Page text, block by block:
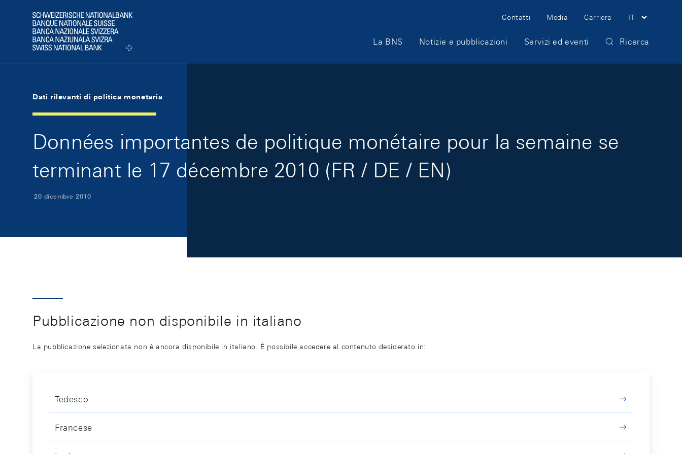
Logo
Meta Navigation
Contatti Media Carriera IT
Main Navigation
La BNS Notizie e pubblicazioni Servizi ed eventi Ricerca
Dati rilevanti di politica monetaria
Données importantes de politique monétaire pour la semaine se
terminant le 17 décembre 2010 (FR / DE / EN)
20 dicembre 2010
Pubblicazione non disponibile in italiano
La pubblicazione selezionata non è ancora disponibile in italiano. È possibile accedere al contenuto desiderato in:
Tedesco
Francese